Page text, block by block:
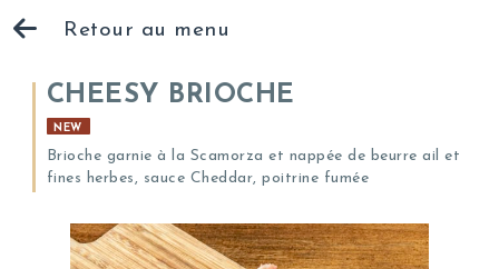
Retour au menu
CHEESY BRIOCHE
NEW
Brioche garnie à la Scamorza et nappée de beurre ail et
fines herbes, sauce Cheddar, poitrine fumée